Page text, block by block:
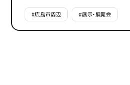
#広島市周辺 #展示・展覧会